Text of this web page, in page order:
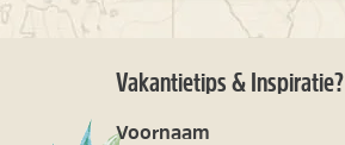
Vakantietips & Inspiratie?
Voornaam